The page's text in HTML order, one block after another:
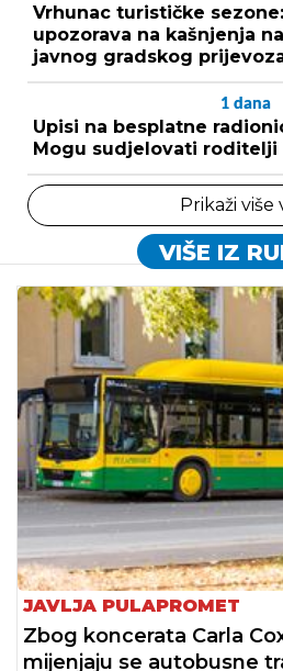
Vrhunac turističke
upozorava na kašnjenja
javnog gradskog
1 dana
Upisi na besplatne
Mogu sudjelovati roditelji
Prikaži više
VIŠE IZ
JAVLJA PULAPROMET
Zbog koncerata Carla
mijenjaju se autobusne